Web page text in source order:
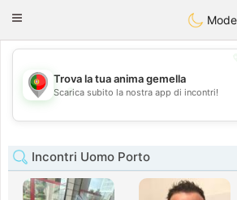
Toggle
Mode
💖
💕
Trova la tua anima gemella
Scarica subito la nostra app di incontri!
Incontri Uomo Porto